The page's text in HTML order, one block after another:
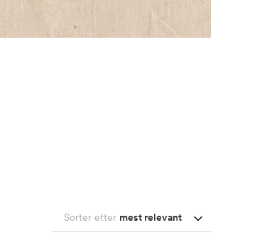
Sorter etter mest relevant